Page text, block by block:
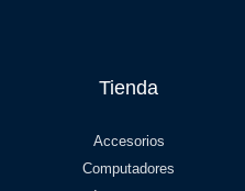
Tienda
Accesorios
Computadores